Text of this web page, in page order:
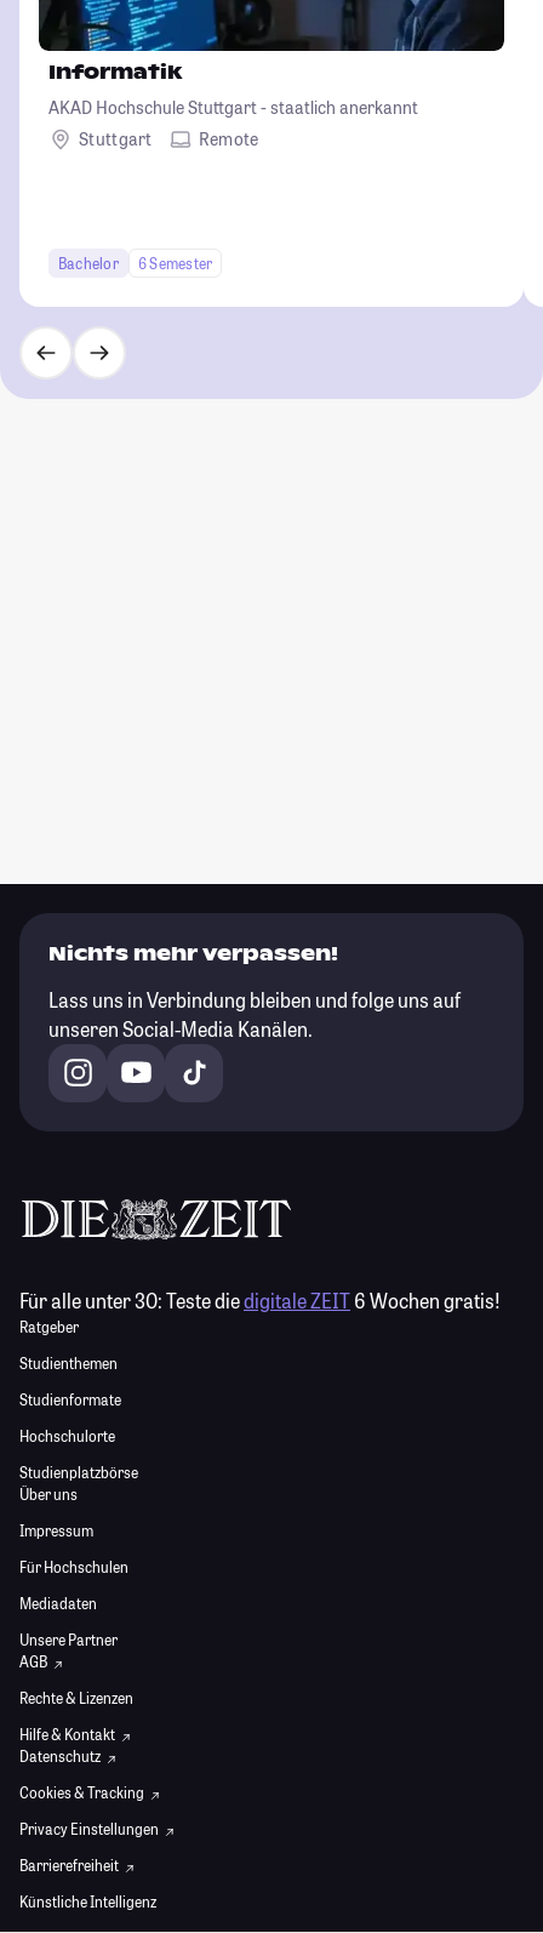
Informatik
AKAD Hochschule Stuttgart - staatlich anerkannt
Stuttgart
Remote
Bachelor 6 Semester
Nichts mehr verpassen!
Lass uns in Verbindung bleiben und folge uns auf
unseren Social-Media Kanälen.
Für alle unter 30:Teste diedigitale ZEIT6 Wochen gratis!
Ratgeber
Studienthemen
Studienformate
Hochschulorte
Studienplatzbörse
Über uns
Impressum
Für Hochschulen
Mediadaten
Unsere Partner
AGB
Rechte & Lizenzen
Hilfe & Kontakt
Datenschutz
Cookies & Tracking
Privacy Einstellungen
Barrierefreiheit
Künstliche Intelligenz